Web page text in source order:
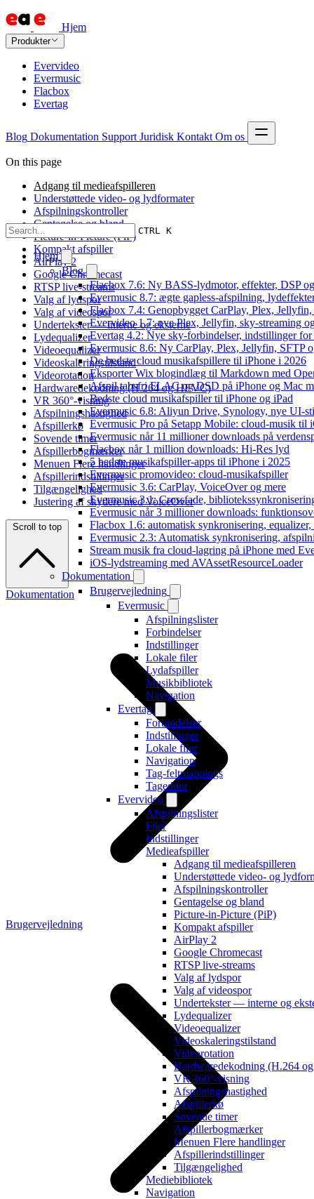
Hjem
Produkter
Evervideo
Evermusic
Flacbox
Evertag
Blog Dokumentation Support Juridisk Kontakt Om os
CTRL K
Hjem
Blog
Flacbox 7.6: Ny BASS-lydmotor, effekter, DSP
Evermusic 8.7: ægte gapless-afspilning,
Flacbox 7.4: Genopbygget CarPlay, Plex,
Evervideo 1.7: nye Plex, Jellyfin, sky-streaming
Evertag 4.2: Nye sky-forbindelser, indstillinger
Evermusic 8.6: Ny CarPlay, Plex, Jellyfin, SFTP
De bedste cloud musikafspillere til iPhone i 2026
Eksporter Wix blogindlæg til Markdown med
Afspil tabsfri FLAC og DSD på iPhone og Mac
Bedste cloud musikafspiller til iPhone og iPad
Evermusic 6.8: Aliyun Drive, Synology, nye UI-
Evermusic Pro på Setapp Mobile: cloud-musik til
Evermusic når 11 millioner downloads på
Flacbox når 1 million downloads: Hi-Res lyd
5 bedste musikafspiller-apps til iPhone i 2025
Evermusic promovideo: cloud-musikafspiller
Evermusic 3.6: CarPlay, VoiceOver og mere
Evermusic 3.1: Crossfade,
Evermusic når 3 millioner downloads:
Flacbox 1.6: automatisk synkronisering,
Evermusic 2.3: Automatisk synkronisering,
Stream musik fra cloud-lagring på iPhone med
iOS-lydstreaming med AVAssetResourceLoader
Dokumentation
Brugervejledning
Evermusic
Afspilningslister
Forbindelser
Indstillinger
Lokale filer
Lydafspiller
Musikbibliotek
Navigation
Evertag
Forbindelser
Indstillinger
Lokale filer
Navigation
Tag-feltmappings
Tageditor
Evervideo
Afspilningslister
Filer
Indstillinger
Medieafspiller
Adgang til medieafspilleren
Understøttede video- og
Afspilningskontroller
Gentagelse og bland
Picture-in-Picture (PiP)
Kompakt afspiller
AirPlay 2
Google Chromecast
RTSP live-streams
Valg af lydspor
Valg af videospor
Undertekster — interne og
Lydequalizer
Videoequalizer
Videoskaleringstilstand
Videorotation
Hardwaredekodning (H.264
VR 360°-visning
Afspilningshastighed
Afspillerkø
Sovende timer
Afspillerbogmærker
Menuen Flere handlinger
Afspillerindstillinger
Tilgængelighed
Mediebibliotek
Navigation
On this page
Adgang til medieafspilleren
Understøttede video- og lydformater
Afspilningskontroller
Gentagelse og bland
Picture-in-Picture (PiP)
Kompakt afspiller
AirPlay 2
Google Chromecast
RTSP live-streams
Valg af lydspor
Valg af videospor
Undertekster — interne og eksterne
Lydequalizer
Videoequalizer
Videoskaleringstilstand
Videorotation
Hardwaredekodning (H.264 og HEVC)
VR 360°-visning
Afspilningshastighed
Afspillerkø
Sovende timer
Afspillerbogmærker
Menuen Flere handlinger
Afspillerindstillinger
Tilgængelighed
Justering af skydere med VoiceOver
Scroll to top
Dokumentation
Brugervejledning